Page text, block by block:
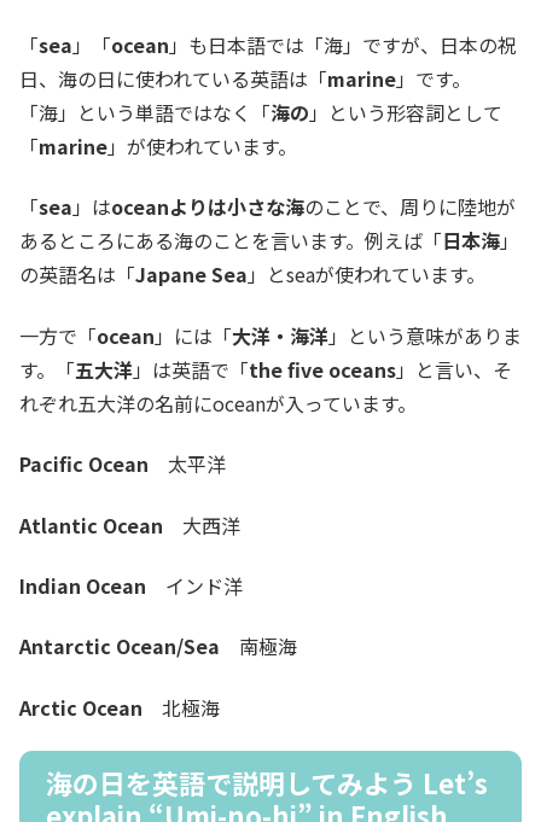
「sea 」「ocean 」も日本語では「海」ですが、日本の祝
日、海の日に使われている英語は「marine」です。
「海」という単語ではなく「海の 」という形容詞として
「marine」が使われています。
「sea 」はoceanよりは小さな海のことで、周りに陸地が
あるところにある海のことを言います。例えば「日本海」
の英語名は「Japane Sea 」とseaが使われています。
一方で「ocean 」には「大洋・海洋」という意味がありま
す。「五大洋」は英語で「the five oceans」と言い、そ
れぞれ五大洋の名前にoceanが入っています。
Pacific Ocean 太平洋
Atlantic Ocean 大西洋
Indian Ocean インド洋
Antarctic Ocean/Sea 南極海
Arctic Ocean 北極海
海の日を英語で説明してみよう Let’s